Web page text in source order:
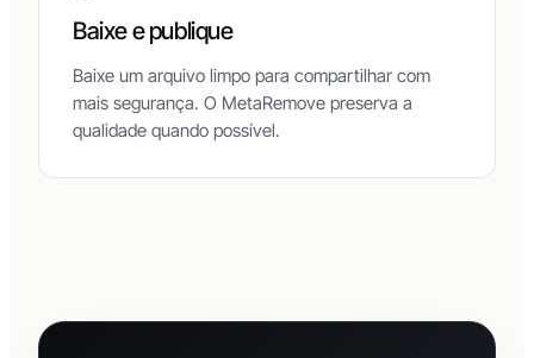
Baixe e publique
Baixe um arquivo limpo para compartilhar com
mais segurança. O MetaRemove preserva a
qualidade quando possível.